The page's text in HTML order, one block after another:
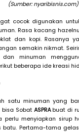
(Sumber: nyaribisnis.com)
cocok digunakan
Rasa kacang
dan kopi. Rasanya
semakin nikmat.
minuman
beberapa ide kreasi
satu minuman yang
bisa Sobat ASPRAbuat di
perlu menyiapkan sirup
batu. Pertama-tama